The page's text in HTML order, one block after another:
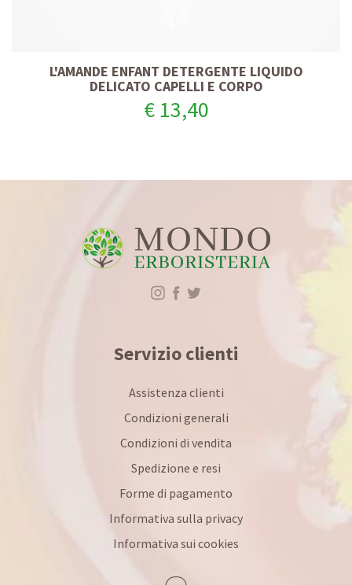
L'AMANDE ENFANT DETERGENTE LIQUIDO
DELICATO CAPELLI E CORPO
€ 13,40
Servizio clienti
Assistenza clienti
Condizioni generali
Condizioni di vendita
Spedizione e resi
Forme di pagamento
Informativa sulla privacy
Informativa sui cookies